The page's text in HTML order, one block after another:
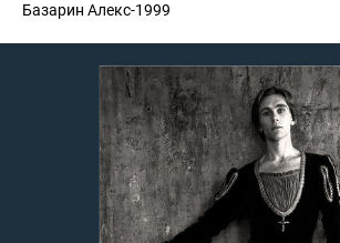
Базарин Алекс-1999